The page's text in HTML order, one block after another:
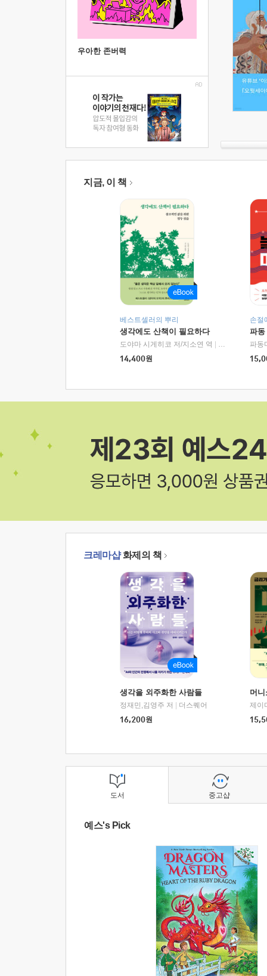
우아한 존버력
지금, 이 책
베스트셀러의 뿌리
생각에도 산책이 필요하다
도야마 시게히코 저/지소연 역
알에이치코리
14,400원
손절
파동
파동
크레마샵화제의 책
생각을 외주화한 사람들
정재민,김영주 저
더스퀘어
16,200원
머
도서
예스's Pick
중고샵